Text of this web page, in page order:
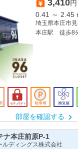
3,410円
0.41
～ 2.45
埼玉県本庄市
本庄駅 徒歩8
部屋を確認する
ナ本庄前原P-1
ルディングス株式会社